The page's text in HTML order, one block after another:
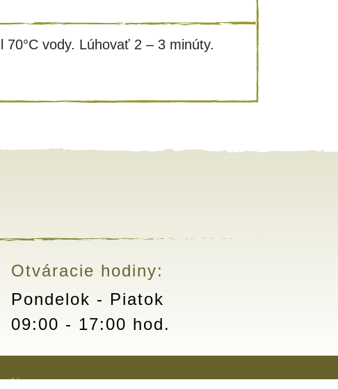
70°C vody. Lúhovať 2 – 3 minúty.
Otváracie hodiny:
Pondelok - Piatok
09:00 - 17:00 hod.